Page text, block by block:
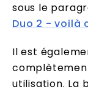
sous le
Duo 2 - voilà
Il est
utilisation. La